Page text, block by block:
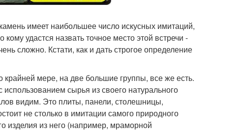
имеет наибольшее число искусных имитаций,
удастся назвать точное место этой встречи -
сложно. Кстати, как и дать строгое определение
мере, на две большие группы, все же есть.
сырья из своего натурального
видим. Это плиты, панели, столешницы,
не столько в имитации самого природного
изделия из него (например, мраморной